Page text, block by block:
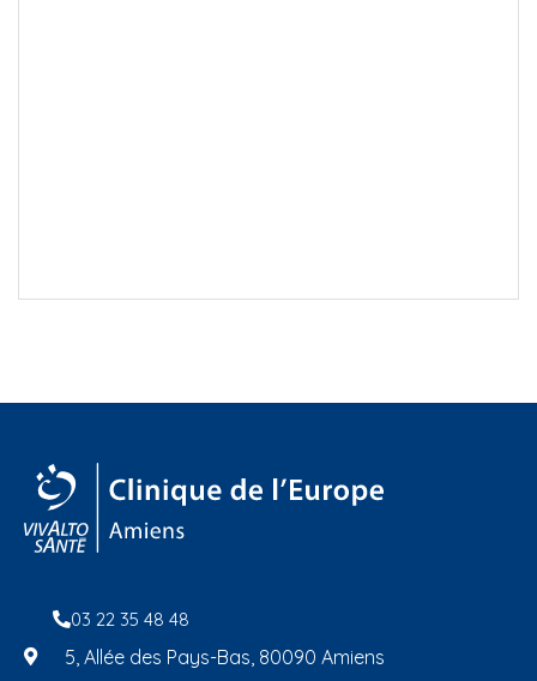
03 22 35 48 48
5, Allée des Pays-Bas, 80090 Amiens